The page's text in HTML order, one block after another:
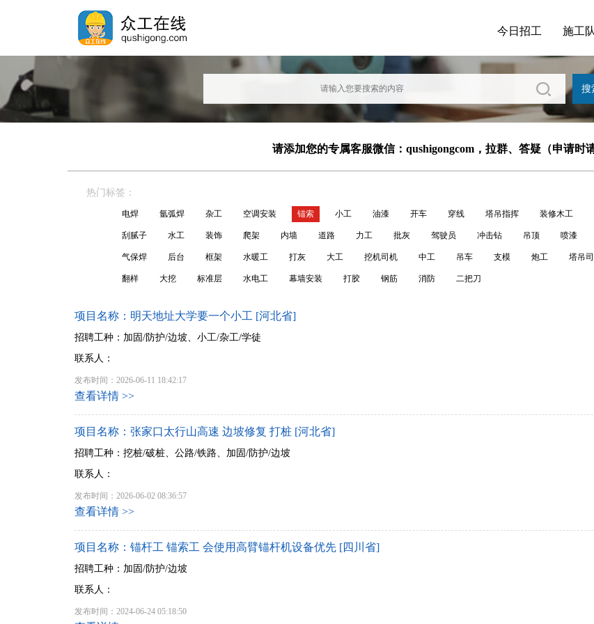
今日招工 施工
请添加您的专属客服微信：qushigongcom，拉群、答疑（申请时
热门标签：
电焊 氩弧焊 杂工 空调安装 锚索 小工 油漆 开车 穿线 塔吊指挥 装修木工
刮腻子 水工 装饰 爬架 内墙 道路 力工 批灰 驾驶员 冲击钻 吊顶 喷漆
气保焊 后台 框架 水暖工 打灰 大工 挖机司机 中工 吊车 支模 炮工 塔吊
翻样 大挖 标准层 水电工 幕墙安装 打胶 钢筋 消防 二把刀
项目名称：明天地址大学要一个小工 [河北省]
招聘工种：加固/防护/边坡、小工/杂工/学徒
联系人：
发布时间：2026-06-11 18:42:17
查看详情 >>
项目名称：张家口太行山高速 边坡修复 打桩 [河北省]
招聘工种：挖桩/破桩、公路/铁路、加固/防护/边坡
联系人：
发布时间：2026-06-02 08:36:57
查看详情 >>
项目名称：锚杆工 锚索工 会使用高臂锚杆机设备优先 [四川省]
招聘工种：加固/防护/边坡
联系人：
发布时间：2024-06-24 05:18:50